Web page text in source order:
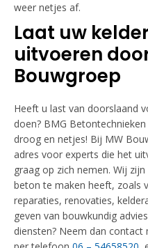
weer netjes af.
Laat uw
uitvoeren
Bouwgroep
Heeft u last van doorslaand
doen? BMG
droog en netjes! Bij MW
adres voor experts die het
graag op zich nemen. Wij
beton te maken heeft, zoals
reparaties, renovaties,
geven van bouwkundig
diensten? Neem dan